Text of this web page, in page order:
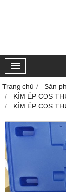
Trang chủ Sản
KÌM ÉP COS
KÌM ÉP COS